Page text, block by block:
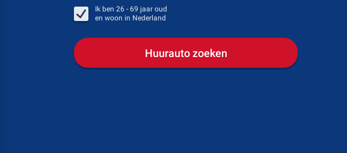
Ik ben 26 - 69 jaar oud
en woon in Nederland
Huurauto zoeken